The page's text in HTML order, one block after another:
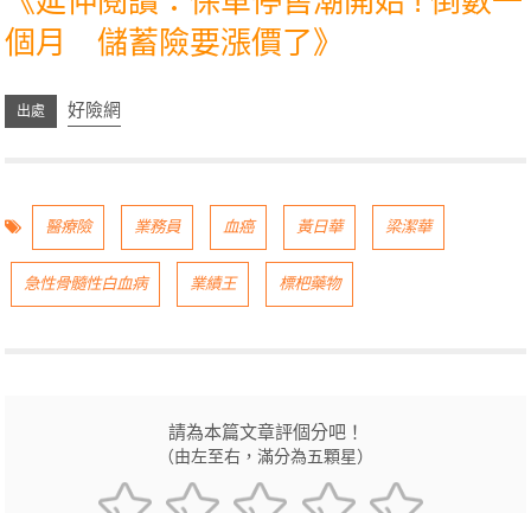
個月 儲蓄險要漲價了》
好險網
醫療險 業務員 血癌 黃日華 梁潔華
急性骨髓性白血病 業績王 標杷藥物
請為本篇文章評個分吧！
（由左至右，滿分為五顆星）